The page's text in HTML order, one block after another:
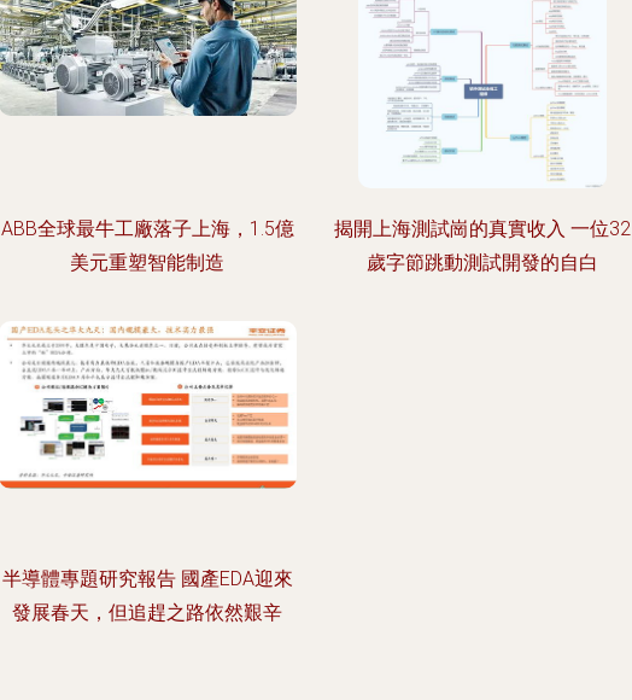
ABB全球最牛工廠落子上海，1.5億
美元重塑智能制造
揭開上海測試崗的真實收入 一位32
歲字節跳動測試開發的自白
半導體專題研究報告 國產EDA迎來
發展春天，但追趕之路依然艱辛